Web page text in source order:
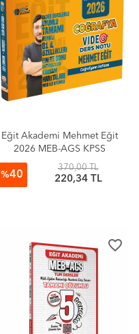
Eğit Akademi Mehmet Eğit
2026 MEB-AGS KPSS
Coğrafyanın Hafızası
Coğrafya Video Ders Notları
%40
370,00 TL
220,34 TL
favorite_border